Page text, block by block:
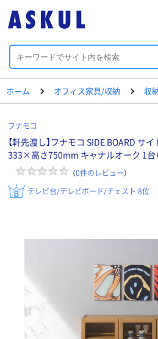
ホーム オフィス家具/収納 収
フナモコ
【軒先渡し】フナモコ SIDE BOARD サ
333×高さ750mm キャナルオーク 1台（
（0件のレビュー）
テレビ台/テレビボード/チェスト 8位